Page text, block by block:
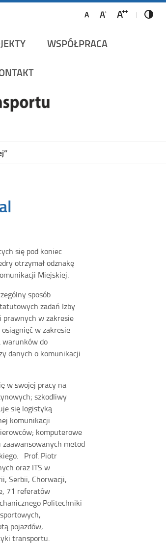
WSPÓŁPRACA
się pod koniec
otrzymał odznakę
Miejskiej.
sposób
zadań Izby
prawnych w zakresie
w zakresie
warunków do
danych o komunikacji
w swojej pracy na
szkodliwy
się logistyką
komunikacji
komputerowe
metod
Prof. Piotr
oraz ITS w
Serbii, Chorwacji,
71 referatów
Politechniki
pojazdów,
transportu.